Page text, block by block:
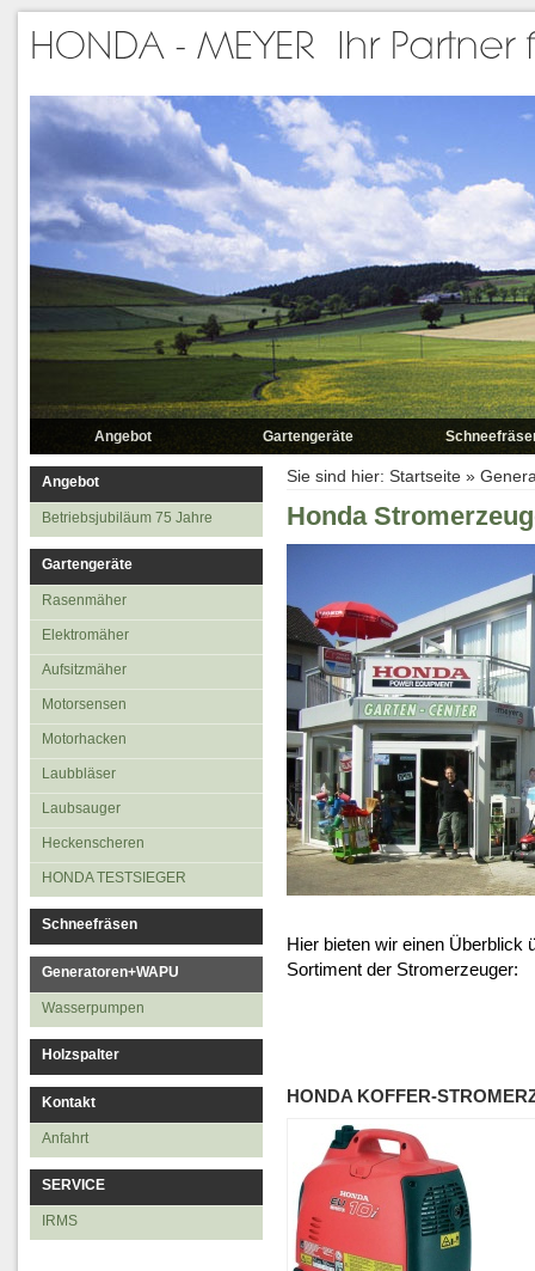
Angebot
Betriebsjubiläum 75 Jahre
Gartengeräte
Rasenmäher
Elektromäher
Aufsitzmäher
Motorhacken
Laubbläser
Laubsauger
Heckenscheren
Angebot
Betriebsjubiläum 75 Jahre
Gartengeräte
Rasenmäher
Elektromäher
Aufsitzmäher
Motorsensen
Motorhacken
Laubbläser
Laubsauger
Heckenscheren
HONDA TESTSIEGER
Schneefräsen
Generatoren+WAPU
Wasserpumpen
Holzspalter
Kontakt
Anfahrt
SERVICE
IRMS
Sie sind hier: Startseite »
Honda
Hier bieten wir einen Überblick
Sortiment der Stromerzeuger:
HONDA KOFFER-